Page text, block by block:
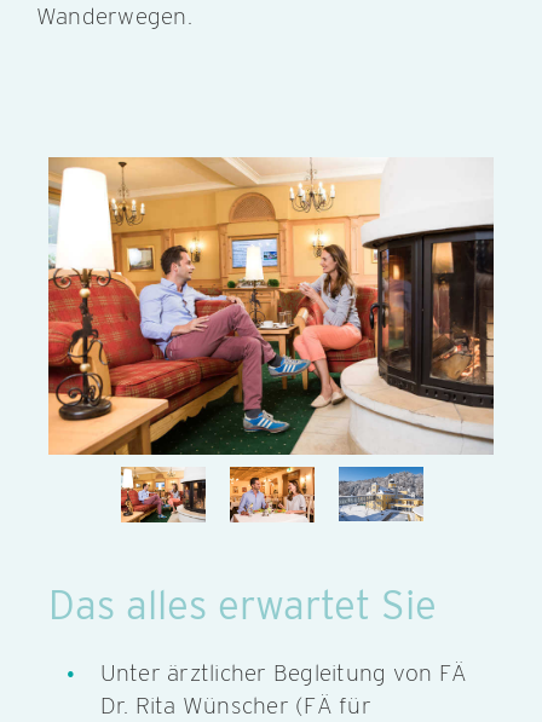
Wanderwegen.
Das alles erwartet Sie
Unter ärztlicher Begleitung von FÄ
Dr. Rita Wünscher (FÄ für